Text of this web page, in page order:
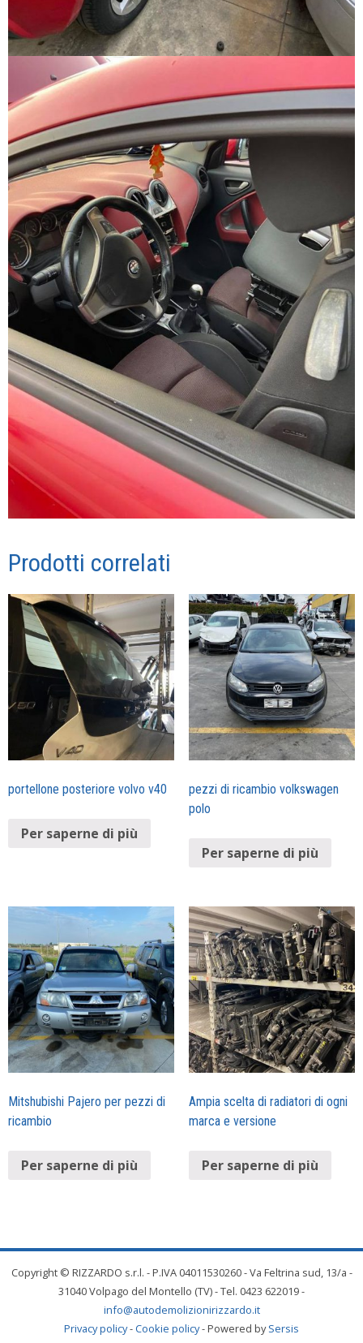
Prodotti correlati
portellone posteriore volvo v40
Per saperne di più
pezzi di ricambio volkswagen
polo
Per saperne di più
Mitshubishi Pajero per pezzi di
ricambio
Per saperne di più
Ampia scelta di radiatori di ogni
marca e versione
Per saperne di più
Copyright © RIZZARDO s.r.l. - P.IVA 04011530260 - Va Feltrina sud, 13/a -
31040 Volpago del Montello (TV) - Tel. 0423 622019 -
info@autodemolizionirizzardo.it
Privacy policy-Cookie policy- Powered bySersis